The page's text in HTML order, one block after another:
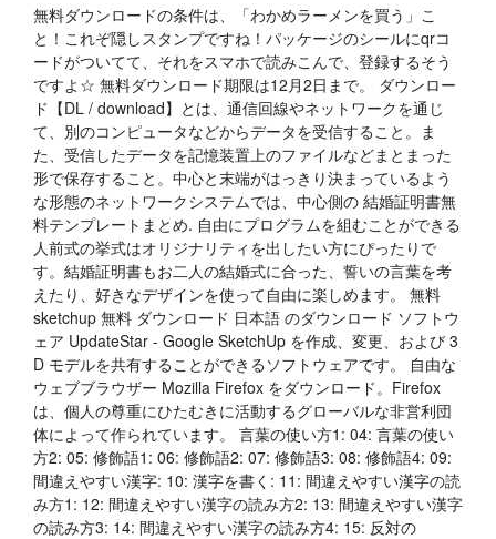
無料ダウンロードの条件は、「わかめラーメンを買う」こ
と！これぞ隠しスタンプですね！パッケージのシールにqrコ
ードがついてて、それをスマホで読みこんで、登録するそう
ですよ☆ 無料ダウンロード期限は12月2日まで。 ダウンロー
ド【DL / download】とは、通信回線やネットワークを通じ
て、別のコンピュータなどからデータを受信すること。ま
た、受信したデータを記憶装置上のファイルなどまとまった
形で保存すること。中心と末端がはっきり決まっているよう
な形態のネットワークシステムでは、中心側の 結婚証明書無
料テンプレートまとめ. 自由にプログラムを組むことができる
人前式の挙式はオリジナリティを出したい方にぴったりで
す。結婚証明書もお二人の結婚式に合った、誓いの言葉を考
えたり、好きなデザインを使って自由に楽しめます。 無料
sketchup 無料 ダウンロード 日本語 のダウンロード ソフトウ
ェア UpdateStar - Google SketchUp を作成、変更、および 3
D モデルを共有することができるソフトウェアです。 自由な
ウェブブラウザー Mozilla Firefox をダウンロード。Firefox
は、個人の尊重にひたむきに活動するグローバルな非営利団
体によって作られています。 言葉の使い方1: 04: 言葉の使い
方2: 05: 修飾語1: 06: 修飾語2: 07: 修飾語3: 08: 修飾語4: 09:
間違えやすい漢字: 10: 漢字を書く: 11: 間違えやすい漢字の読
み方1: 12: 間違えやすい漢字の読み方2: 13: 間違えやすい漢字
の読み方3: 14: 間違えやすい漢字の読み方4: 15: 反対の